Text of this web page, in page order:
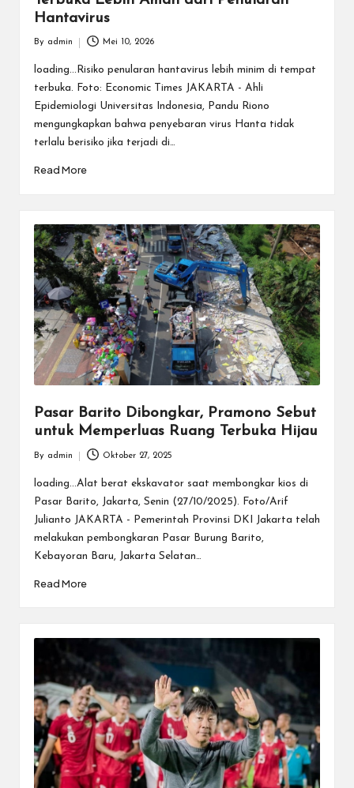
Hantavirus
by
By admin Mei 10, 2026
loading...Risiko penularan hantavirus lebih minim di tempat
terbuka. Foto: Economic Times JAKARTA - Ahli
Epidemiologi Universitas Indonesia, Pandu Riono
mengungkapkan bahwa penyebaran virus Hanta tidak
terlalu berisiko jika terjadi di…
Read More
Pasar Barito Dibongkar, Pramono Sebut
untuk Memperluas Ruang Terbuka Hijau
by
By admin Oktober 27, 2025
loading...Alat berat ekskavator saat membongkar kios di
Pasar Barito, Jakarta, Senin (27/10/2025). Foto/Arif
Julianto JAKARTA - Pemerintah Provinsi DKI Jakarta telah
melakukan pembongkaran Pasar Burung Barito,
Kebayoran Baru, Jakarta Selatan…
Read More